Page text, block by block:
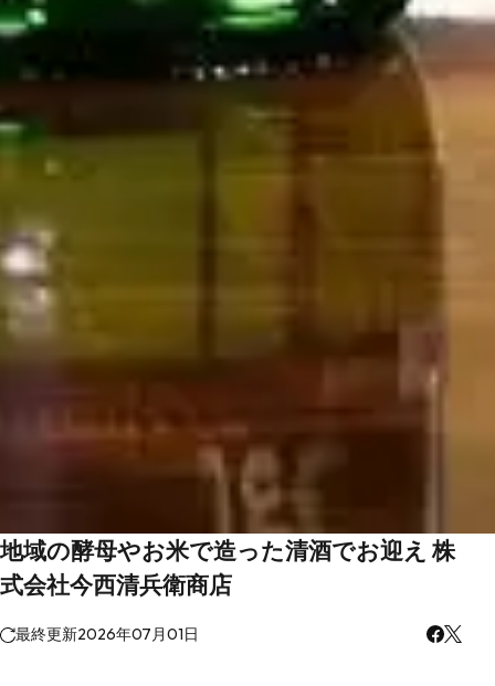
地域の酵母やお米で造った清酒でお迎え 株
式会社今西清兵衛商店
最終更新2026年07月01日